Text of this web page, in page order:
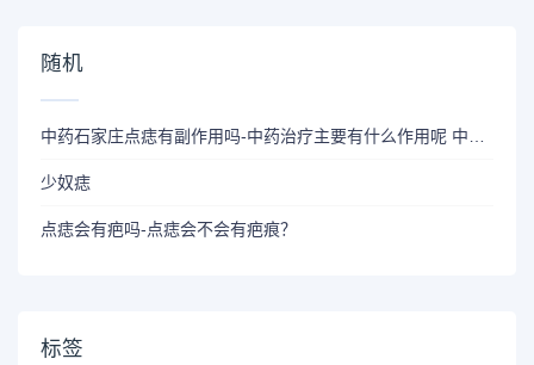
随机
中药石家庄点痣有副作用吗-中药治疗主要有什么作用呢 中药治疗有什么副作用吗
少奴痣
点痣会有疤吗-点痣会不会有疤痕？
标签